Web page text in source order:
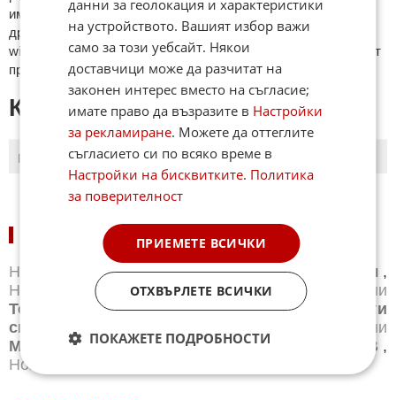
име. Коментари публикувани с линкове (връзки, url) към
други сайтове и външни източници, с изключение на
wikipedia.org, mobile.bg, imot.bg, zaplata.bg, bazar.bg ще бъдат
премахнати.
КОМЕНТАРИ КЪМ СТАТИЯТА
ПОСЛЕДНИ ПЪРВИ
НОВИНИ ПО СПОРТОВЕ:
Новини Бг футбол ,Новини Световен футбол ,
Новини
Баскетбол ,Новини Волейбол
Новини
Тенис
Новини Бойни спортове ,Новини
Други
спортове
Новини
Моторни спортове ,Новини Спортът по ТВ ,
Новини
данни за геолокация и характеристики
на устройството. Вашият избор важи
само за този уебсайт. Някои
доставчици може да разчитат на
законен интерес вместо на съгласие;
имате право да възразите в Настройки
за рекламиране. Можете да оттеглите
съгласието си по всяко време в
Настройки на бисквитките. Политика
за поверителност
ПРИЕМЕТЕ ВСИЧКИ
ОТХВЪРЛЕТЕ ВСИЧКИ
ПОКАЖЕТЕ ПОДРОБНОСТИ